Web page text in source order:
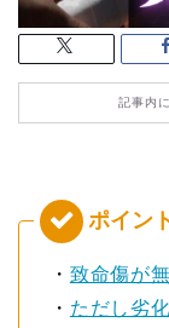
記事内
・ 致命傷が
・ ただし劣